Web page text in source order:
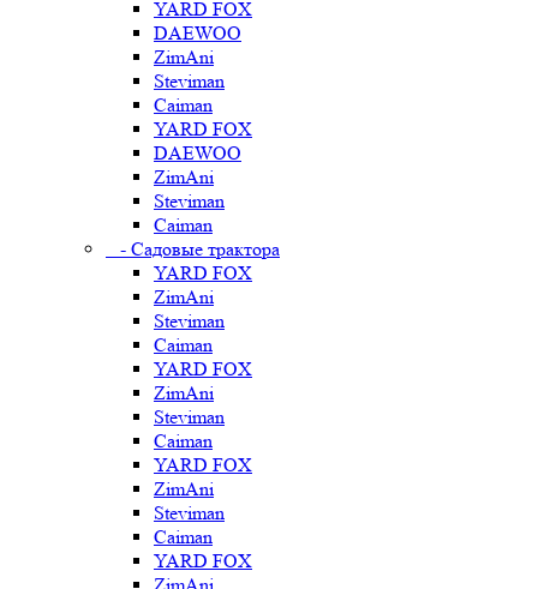
YARD FOX
DAEWOO
ZimAni
Steviman
Caiman
YARD FOX
DAEWOO
ZimAni
Steviman
Caiman
- Садовые трактора
YARD FOX
ZimAni
Steviman
Caiman
YARD FOX
ZimAni
Steviman
Caiman
YARD FOX
ZimAni
Steviman
Caiman
YARD FOX